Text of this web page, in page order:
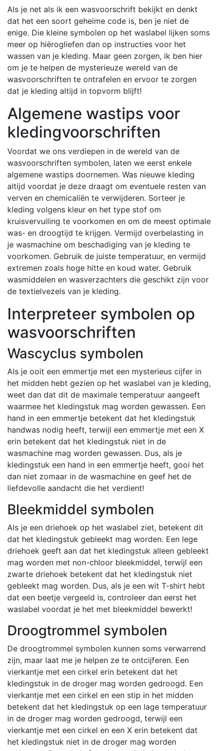
Als je net als ik een wasvoorschrift bekijkt en denkt
dat het een soort geheime code is, ben je niet de
enige. Die kleine symbolen op het waslabel lijken soms
meer op hiërogliefen dan op instructies voor het
wassen van je kleding. Maar geen zorgen, ik ben hier
om je te helpen de mysterieuze wereld van de
wasvoorschriften te ontrafelen en ervoor te zorgen
dat je kleding altijd in topvorm blijft!
Algemene wastips voor
kledingvoorschriften
Voordat we ons verdiepen in de wereld van de
wasvoorschriften symbolen, laten we eerst enkele
algemene wastips doornemen. Was nieuwe kleding
altijd voordat je deze draagt om eventuele resten van
verven en chemicaliën te verwijderen. Sorteer je
kleding volgens kleur en het type stof om
kruisvervuiling te voorkomen en om de meest optimale
was- en droogtijd te krijgen. Vermijd overbelasting in
je wasmachine om beschadiging van je kleding te
voorkomen. Gebruik de juiste temperatuur, en vermijd
extremen zoals hoge hitte en koud water. Gebruik
wasmiddelen en wasverzachters die geschikt zijn voor
de textielvezels van je kleding.
Interpreteer symbolen op
wasvoorschriften
Wascyclus symbolen
Als je ooit een emmertje met een mysterieus cijfer in
het midden hebt gezien op het waslabel van je kleding,
weet dan dat dit de maximale temperatuur aangeeft
waarmee het kledingstuk mag worden gewassen. Een
hand in een emmertje betekent dat het kledingstuk
handwas nodig heeft, terwijl een emmertje met een X
erin betekent dat het kledingstuk niet in de
wasmachine mag worden gewassen. Dus, als je
kledingstuk een hand in een emmertje heeft, gooi het
dan niet zomaar in de wasmachine en geef het de
liefdevolle aandacht die het verdient!
Bleekmiddel symbolen
Als je een driehoek op het waslabel ziet, betekent dit
dat het kledingstuk gebleekt mag worden. Een lege
driehoek geeft aan dat het kledingstuk alleen gebleekt
mag worden met non-chloor bleekmiddel, terwijl een
zwarte driehoek betekent dat het kledingstuk niet
gebleekt mag worden. Dus, als je een wit T-shirt hebt
dat een beetje vergeeld is, controleer dan eerst het
waslabel voordat je het met bleekmiddel bewerkt!
Droogtrommel symbolen
De droogtrommel symbolen kunnen soms verwarrend
zijn, maar laat me je helpen ze te ontcijferen. Een
vierkantje met een cirkel erin betekent dat het
kledingstuk in de droger mag worden gedroogd. Een
vierkantje met een cirkel en een stip in het midden
betekent dat het kledingstuk op een lage temperatuur
in de droger mag worden gedroogd, terwijl een
vierkantje met een cirkel en een X erin betekent dat
het kledingstuk niet in de droger mag worden